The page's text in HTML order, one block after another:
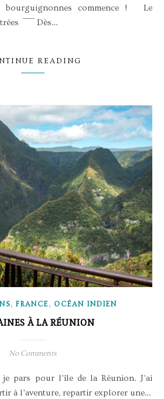
bourguignonnes commence ! Le
‾‾‾‾ Dès…
READING
, FRANCE, OCÉAN INDIEN
À LA RÉUNION
No Comments
à l’aventure, repartir explorer une…